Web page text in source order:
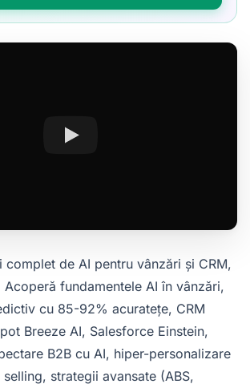
complet de AI pentru vânzări și CRM,
fundamentele AI în vânzări,
cu 85-92% acuratețe, CRM
Breeze AI, Salesforce Einstein,
B2B cu AI, hiper-personalizare
strategii avansate (ABS,